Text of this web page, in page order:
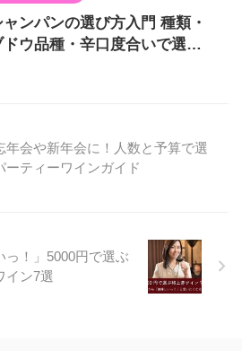
ャンパンの選び方入門 種類・
ドウ品種・辛口度合いで選ぶ
年会や新年会に！人数と予算で選
ーティーワインガイド
！」5000円で選ぶ
イン7選